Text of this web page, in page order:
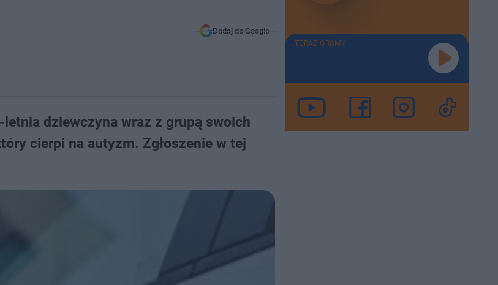
Dodaj do Google
dziewczyna wraz z grupą swoich
cierpi na autyzm. Zgłoszenie w tej
TERAZ GRAMY